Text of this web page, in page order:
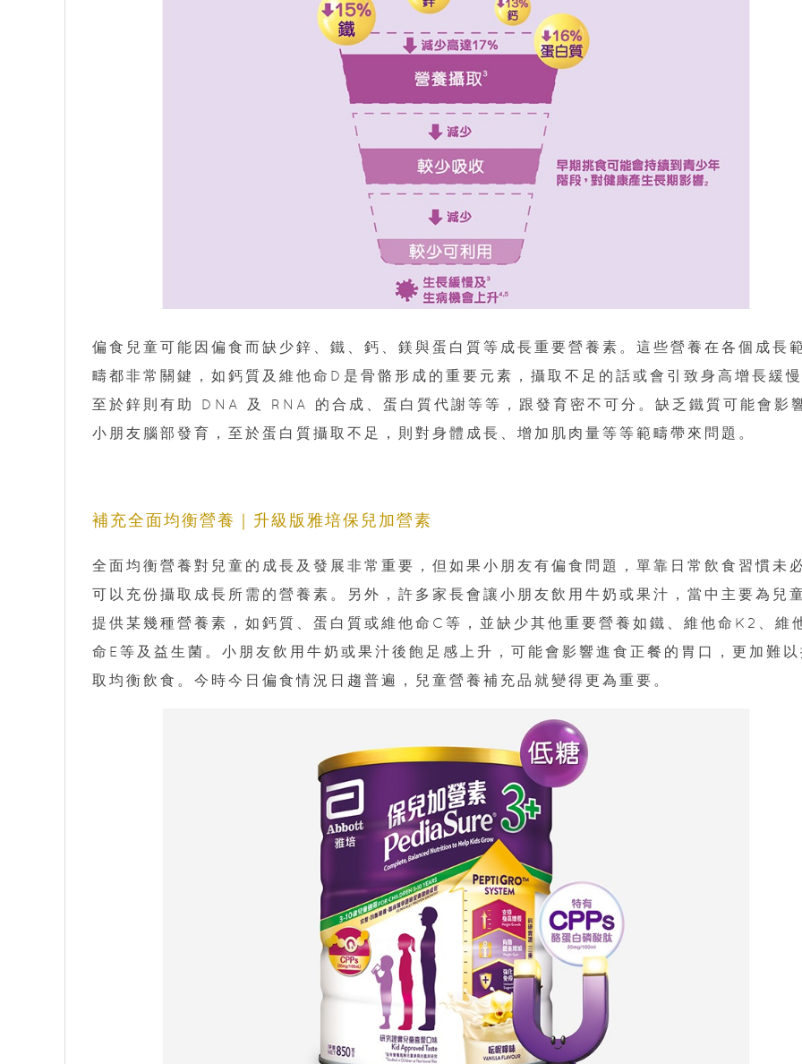
偏食兒童可能因偏食而缺少鋅、鐵、鈣、鎂與蛋白質等成長重要營養素。這些營養在各個成長
疇都非常關鍵，如鈣質及維他命D是骨骼形成的重要元素，攝取不足的話或會引致身高增長緩
至於鋅則有助 DNA 及 RNA 的合成、蛋白質代謝等等，跟發育密不可分。缺乏鐵質可能會影
小朋友腦部發育，至於蛋白質攝取不足，則對身體成長、增加肌肉量等等範疇帶來問題。
補充全面均衡營養｜升級版雅培保兒加營素
全面均衡營養對兒童的成長及發展非常重要，但如果小朋友有偏食問題，單靠日常飲食習慣未
可以充份攝取成長所需的營養素。另外，許多家長會讓小朋友飲用牛奶或果汁，當中主要為兒
提供某幾種營養素，如鈣質、蛋白質或維他命C等，並缺少其他重要營養如鐵、維他命K2、維
命E等及益生菌。小朋友飲用牛奶或果汁後飽足感上升，可能會影響進食正餐的胃口，更加難
取均衡飲食。今時今日偏食情況日趨普遍，兒童營養補充品就變得更為重要。